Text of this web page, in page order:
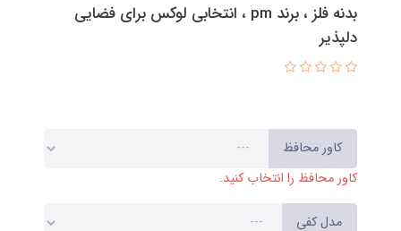
بدنه فلز ، برند pm ، انتخابی لوکس برای فضایی
دلپذیر
کاور محافظ
کاور محافظ را انتخاب کنید.
مدل کفی